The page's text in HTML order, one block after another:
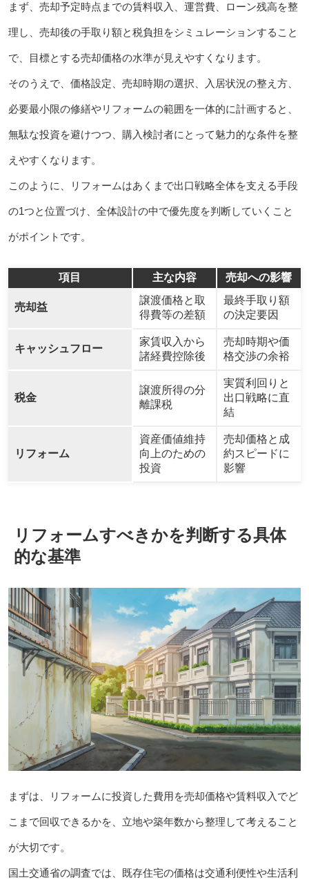
まず、売却予定時点までの賃料収入、運営費、ローン残高を整
理し、売却後の手取り額と税負担をシミュレーションすること
で、目標とする売却価格の水準が見えやすくなります。
そのうえで、価格設定、売却時期の選択、入居状況の整え方、
必要最小限の修繕やリフォームの範囲を一体的に計画すると、
無駄な投資を避けつつ、購入検討者にとって魅力的な条件を整
えやすくなります。
このように、リフォームはあくまで出口戦略全体を支える手段
の1つと位置づけ、全体設計の中で優先度を判断していくこと
がポイントです。
項目 主な内容 売却への影響
売却益
譲渡価格と取
得費等の差額
最終手取り額
の決定要因
キャッシュフロー
家賃収入から
諸経費控除後
売却時期や価
格交渉の余裕
税金
譲渡所得の分
離課税
実質利回りと
出口戦略に直
結
リフォーム
資産価値維持
向上のための
投資
売却価格と成
約スピードに
影響
リフォームすべきかを判断する具体
的な基準
まずは、リフォームに投資した費用を売却価格や賃料収入でど
こまで回収できるかを、立地や築年数から整理して考えること
が大切です。
国土交通省の調査では、既存住宅の価格は交通利便性や生活利